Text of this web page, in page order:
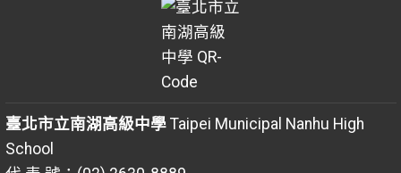
臺北市立南湖高級中學Taipei Municipal Nanhu High
School